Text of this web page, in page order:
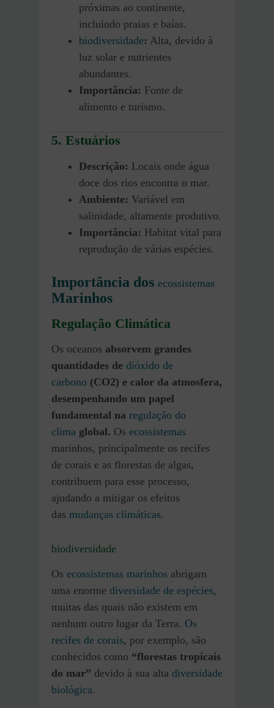
próximas ao continente,
incluindo praias e baías.
biodiversidade: Alta, devido à
luz solar e nutrientes
abundantes.
Importância: Fonte de
alimento e turismo.
5. Estuários
Descrição: Locais onde água
doce dos rios encontra o mar.
Ambiente: Variável em
salinidade, altamente produtivo.
Importância: Habitat vital para
reprodução de várias espécies.
Importância dos ecossistemas
Marinhos
Regulação Climática
Os oceanos absorvem grandes
quantidades de dióxido de
carbono (CO2) e calor da atmosfera,
desempenhando um papel
fundamental na regulação do
clima global. Os ecossistemas
marinhos, principalmente os recifes
de corais e as florestas de algas,
contribuem para esse processo,
ajudando a mitigar os efeitos
das mudanças climáticas.
biodiversidade
Os ecossistemas marinhos abrigam
uma enorme diversidade de espécies,
muitas das quais não existem em
nenhum outro lugar da Terra. Os
recifes de corais, por exemplo, são
conhecidos como “florestas tropicais
do mar” devido à sua alta diversidade
biológica.